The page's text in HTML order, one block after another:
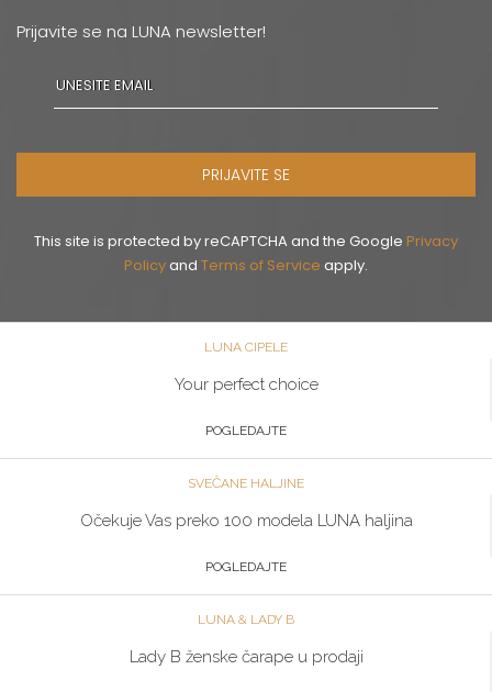
Prijavite se na LUNA newsletter!
PRIJAVITE SE
This site is protected by reCAPTCHA and the Google Privacy
Policyand Terms of Service apply.
LUNA CIPELE
Your perfect choice
POGLEDAJTE
SVEČANE HALJINE
Očekuje Vas preko 100 modela LUNA haljina
POGLEDAJTE
LUNA & LADY B
Lady B ženske čarape u prodaji